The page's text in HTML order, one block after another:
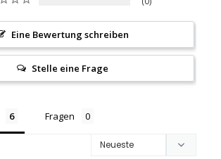
Eine Bewertung schreiben
Stelle eine Frage
Fragen